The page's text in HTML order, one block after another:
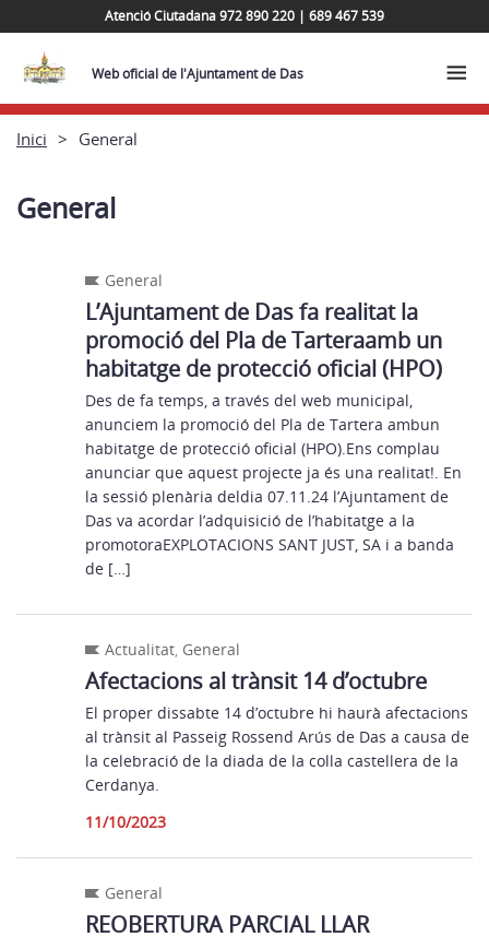
Atenció Ciutadana 972 890 220 | 689 467 539
Web oficial de l'Ajuntament de Das
Inici General
General
General
L’Ajuntament de Das fa realitat la
promoció del Pla de Tarteraamb un
habitatge de protecció oficial (HPO)
Des de fa temps, a través del web municipal,
anunciem la promoció del Pla de Tartera ambun
habitatge de protecció oficial (HPO).Ens complau
anunciar que aquest projecte ja és una realitat!. En
la sessió plenària deldia 07.11.24 l’Ajuntament de
Das va acordar l’adquisició de l’habitatge a la
promotoraEXPLOTACIONS SANT JUST, SA i a banda
de […]
Actualitat, General
Afectacions al trànsit 14 d’octubre
El proper dissabte 14 d’octubre hi haurà afectacions
al trànsit al Passeig Rossend Arús de Das a causa de
la celebració de la diada de la colla castellera de la
Cerdanya.
11/10/2023
General
REOBERTURA PARCIAL LLAR